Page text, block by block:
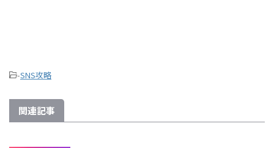
-SNS攻略
関連記事